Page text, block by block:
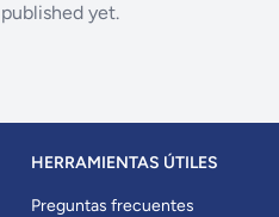
yet.
HERRAMIENTAS ÚTILES
Preguntas frecuentes